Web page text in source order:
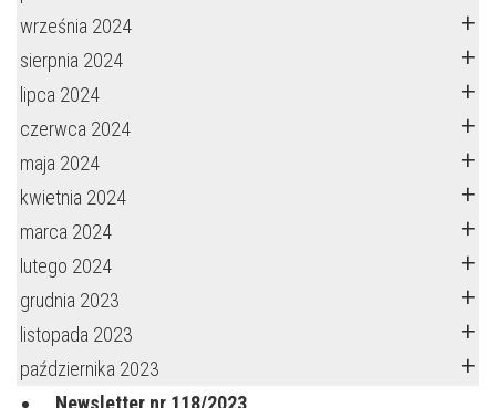
września 2024
sierpnia 2024
lipca 2024
czerwca 2024
maja 2024
kwietnia 2024
marca 2024
lutego 2024
grudnia 2023
listopada 2023
października 2023
Newsletter nr 118/2023